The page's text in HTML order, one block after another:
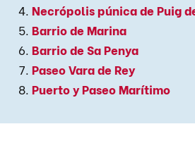
Necrópolis púnica de Puig
Barrio de Marina
Barrio de Sa Penya
Paseo Vara de Rey
Puerto y Paseo Marítimo